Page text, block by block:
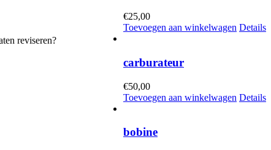
€25,00
Toevoegen aan winkelwagen Details
carburateur
€50,00
Toevoegen aan winkelwagen Details
bobine
reviseren?